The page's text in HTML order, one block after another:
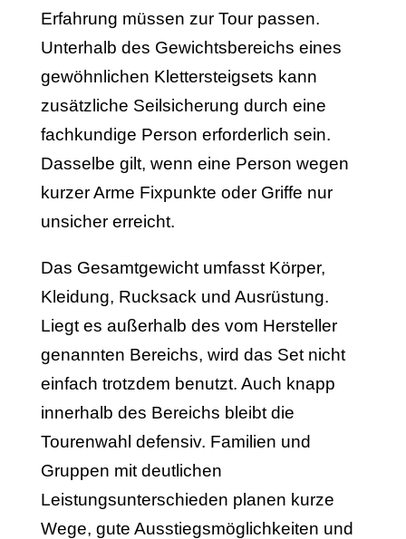
Erfahrung müssen zur Tour passen.
Unterhalb des Gewichtsbereichs eines
gewöhnlichen Klettersteigsets kann
zusätzliche Seilsicherung durch eine
fachkundige Person erforderlich sein.
Dasselbe gilt, wenn eine Person wegen
kurzer Arme Fixpunkte oder Griffe nur
unsicher erreicht.
Das Gesamtgewicht umfasst Körper,
Kleidung, Rucksack und Ausrüstung.
Liegt es außerhalb des vom Hersteller
genannten Bereichs, wird das Set nicht
einfach trotzdem benutzt. Auch knapp
innerhalb des Bereichs bleibt die
Tourenwahl defensiv. Familien und
Gruppen mit deutlichen
Leistungsunterschieden planen kurze
Wege, gute Ausstiegsmöglichkeiten und